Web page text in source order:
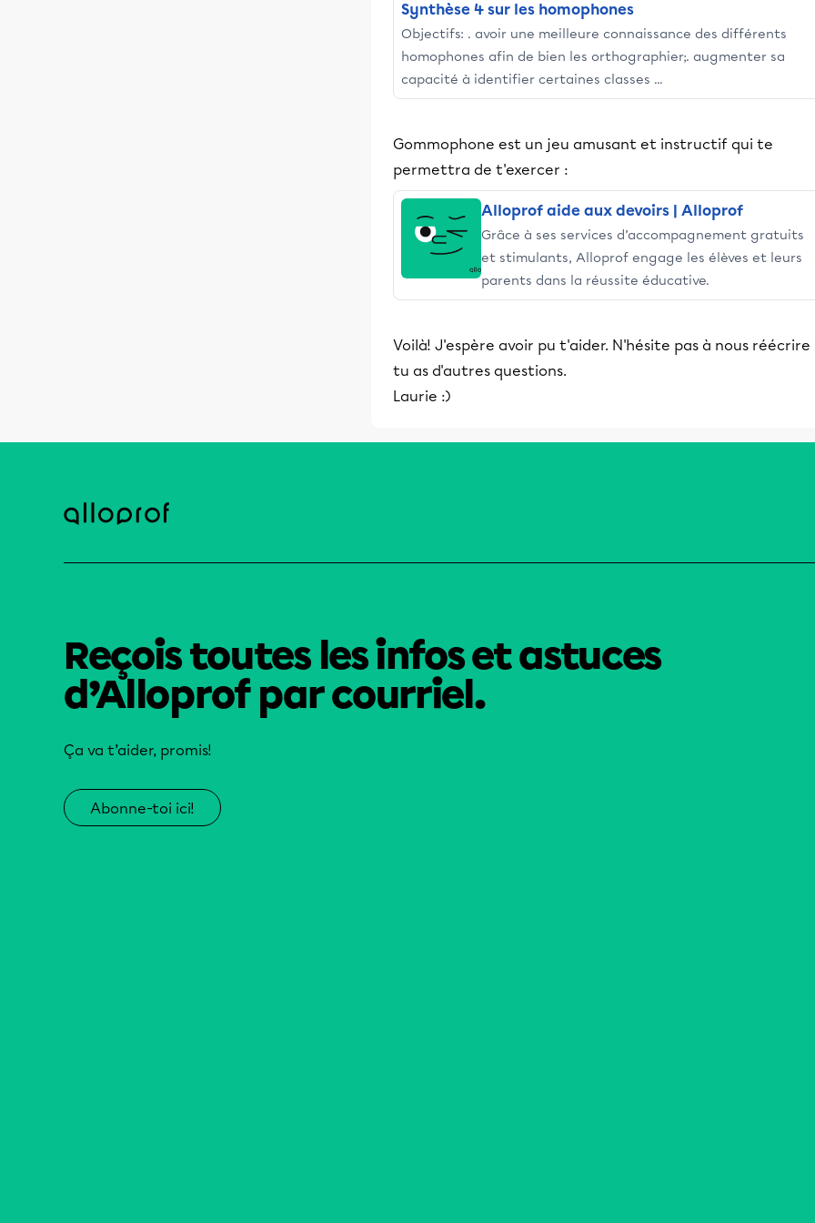
Synthèse 4 sur les homophones
Objectifs: . avoir une meilleure connaissance des différents
homophones afin de bien les orthographier;. augmenter sa
capacité à identifier certaines classes ...
Gommophone est un jeu amusant et instructif qui te
permettra de t'exercer :
Alloprof aide aux devoirs | Alloprof
Grâce à ses services d’accompagnement gratuits
et stimulants, Alloprof engage les élèves et leurs
parents dans la réussite éducative.
Voilà! J'espère avoir pu t'aider. N'hésite pas à nous réécrire
tu as d'autres questions.
Laurie :)
Reçois toutes les infos et astuces
d’Alloprof par courriel.
Ça va t’aider, promis!
Abonne-toi ici!